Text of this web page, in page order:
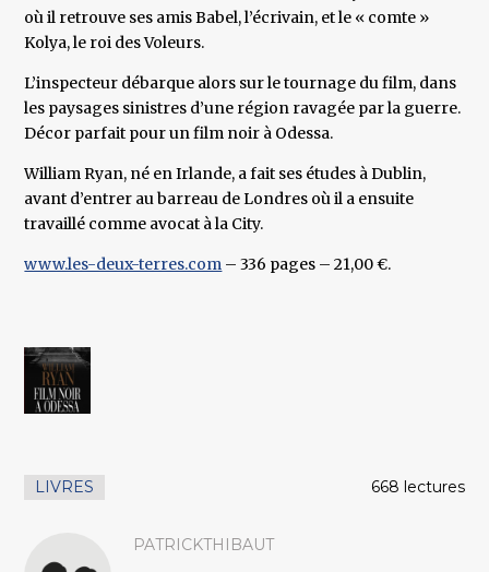
où il retrouve ses amis Babel, l’écrivain, et le « comte »
Kolya, le roi des Voleurs.
L’inspecteur débarque alors sur le tournage du film, dans
les paysages sinistres d’une région ravagée par la guerre.
Décor parfait pour un film noir à Odessa.
William Ryan, né en Irlande, a fait ses études à Dublin,
avant d’entrer au barreau de Londres où il a ensuite
travaillé comme avocat à la City.
www.les-deux-terres.com – 336 pages – 21,00 €.
LIVRES 668 lectures
PATRICKTHIBAUT